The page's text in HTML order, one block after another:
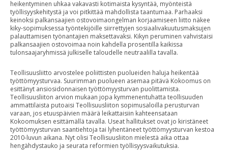
heikentyminen uhkaa vakavasti kotimaista kysyntää, myönteistä
työllisyyskehitystä ja voi pitkittää mahdollista taantumaa. Parhaaksi
keinoksi palkansaajien ostovoimaongelman korjaamiseen liitto näkee
kiky-sopimuksessa työntekijöille siirrettyjen sosiaalivakuutusmaksujen
palauttamisen työnantajien maksettavaksi. Kikyn peruminen vahvistaisi
palkansaajien ostovoimaa noin kahdella prosentilla kaikissa
tulonsaajaryhmissä julkiselle taloudelle neutraalilla tavalla.
Teollisuusliitto arvostelee poliittisten puolueiden haluja heikentää
työttömyysturvaa. Suurimman puolueen asemaa pitävä Kokoomus on
esittänyt ansiosidonnaisen työttömyysturvan puolittamista.
Teollisuusliiton arvion mukaan jopa kymmenentuhatta teollisuuden
ammattilaista putoaisi Teollisuusliiton sopimusaloilla perusturvan
varaan, jos etuuspäivien määrä leikattaisiin kahteensataan
Kokoomuksen esittämällä tavalla. Useat hallitukset ovat jo kiristäneet
työttömyysturvan saantiehtoja tai lyhentäneet työttömyysturvan kestoa
2010-luvun aikana. Nyt olisi Teollisuusliiton mielestä aika ottaa
hengähdystauko ja seurata reformien työllisyysvaikutuksia.